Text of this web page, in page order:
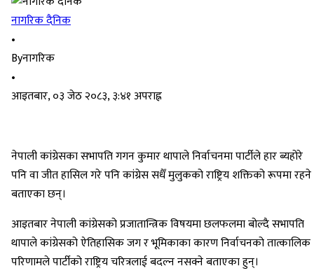
नागरिक दैनिक
•
Byनागरिक
•
आइतबार, ०३ जेठ २०८३, ३:४१ अपराह्न
नेपाली कांग्रेसका सभापति गगन कुमार थापाले निर्वाचनमा पार्टीले हार ब्यहोरे
पनि वा जीत हासिल गरे पनि कांग्रेस सधैँ मुलुकको राष्ट्रिय शक्तिको रूपमा रहने
बताएका छन्।
आइतबार नेपाली कांग्रेसको प्रजातान्त्रिक विषयमा छलफलमा बोल्दै सभापति
थापाले कांग्रेसको ऐतिहासिक जग र भूमिकाका कारण निर्वाचनको तात्कालिक
परिणामले पार्टीको राष्ट्रिय चरित्रलाई बदल्न नसक्ने बताएका हुन्।